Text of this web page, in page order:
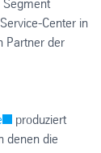
Segment
Center in
Partner der
produziert
denen die